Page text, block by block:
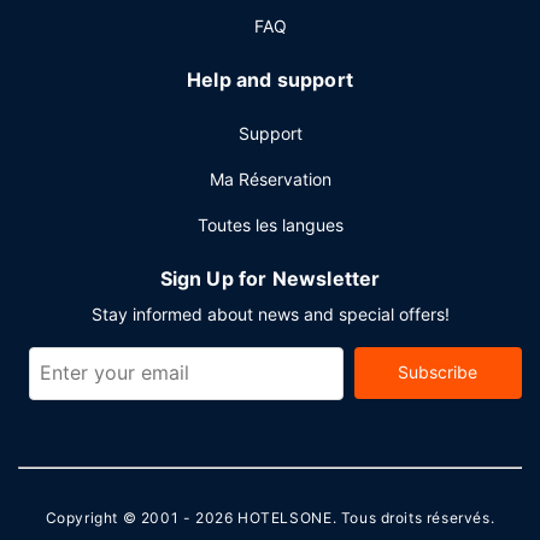
place un bar / salon. Un petit déjeuner complet gratuit est
journaux gratuits dans le hall, une réception ouverte 24
h/24 et une consigne à bagages.
FAQ
Help and support
Support
Ma Réservation
Toutes les langues
Sign Up for Newsletter
Stay informed about news and special offers!
Subscribe
Copyright © 2001 - 2026 HOTELSONE. Tous droits réservés.